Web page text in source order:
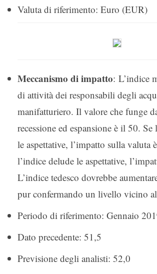
Valuta di riferimento: Euro (EUR)
Meccanismo di impatto: L’indice
di attività dei responsabili degli
manifatturiero. Il valore che funge
recessione ed espansione è il 50. Se
le aspettative, l’impatto sulla valuta
l’indice delude le aspettative,
L’indice tedesco dovrebbe
pur confermando un livello vicino
Periodo di riferimento: Gennaio
Dato precedente: 51,5
Previsione degli analisti: 52,0